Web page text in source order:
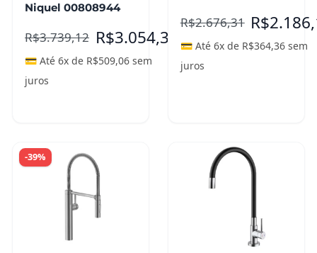
Niquel 00808944
R$3.739,12 R$3.054,35
💳 Até 6x de R$509,06 sem
juros
R$2.676,31 R$
💳 Até 6x de R$364,36sem
juros
-39%